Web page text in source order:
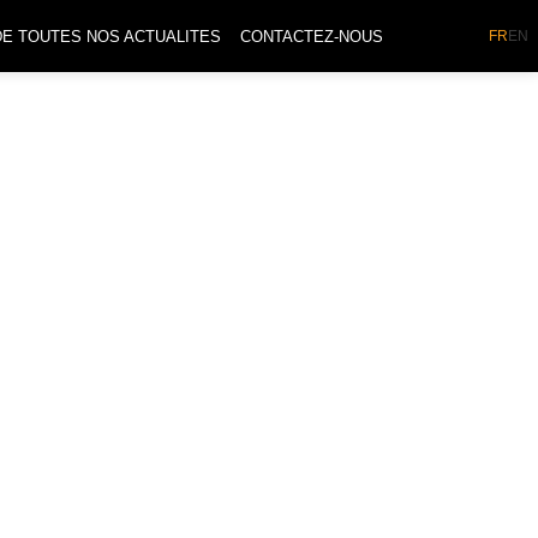
TOUTES NOS ACTUALITES CONTACTEZ-NOUS FR EN